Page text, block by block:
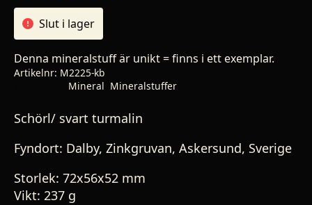
Slut i lager
Denna mineralstuff är unikt = finns i ett exemplar.
Artikelnr: M2225-kb
Mineral Mineralstuffer
Schörl/ svart turmalin
Fyndort: Dalby, Zinkgruvan, Askersund, Sverige
Storlek: 72x56x52 mm
Vikt: 237 g